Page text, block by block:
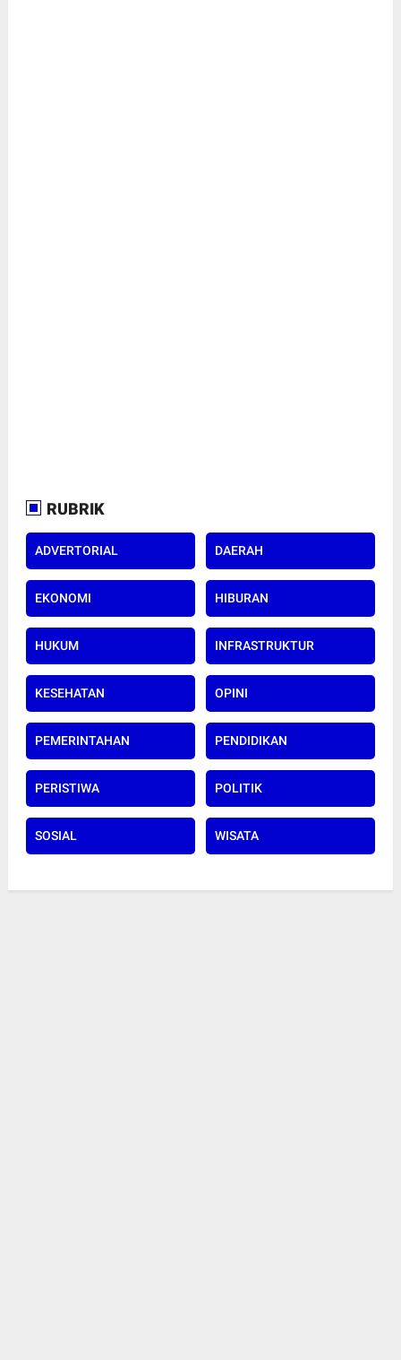
RUBRIK
ADVERTORIAL DAERAH
EKONOMI HIBURAN
HUKUM INFRASTRUKTUR
KESEHATAN OPINI
PEMERINTAHAN PENDIDIKAN
PERISTIWA POLITIK
SOSIAL WISATA